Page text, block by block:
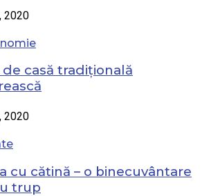
2020
de casă tradițională
2020
cu cătină – o binecuvântare
trup